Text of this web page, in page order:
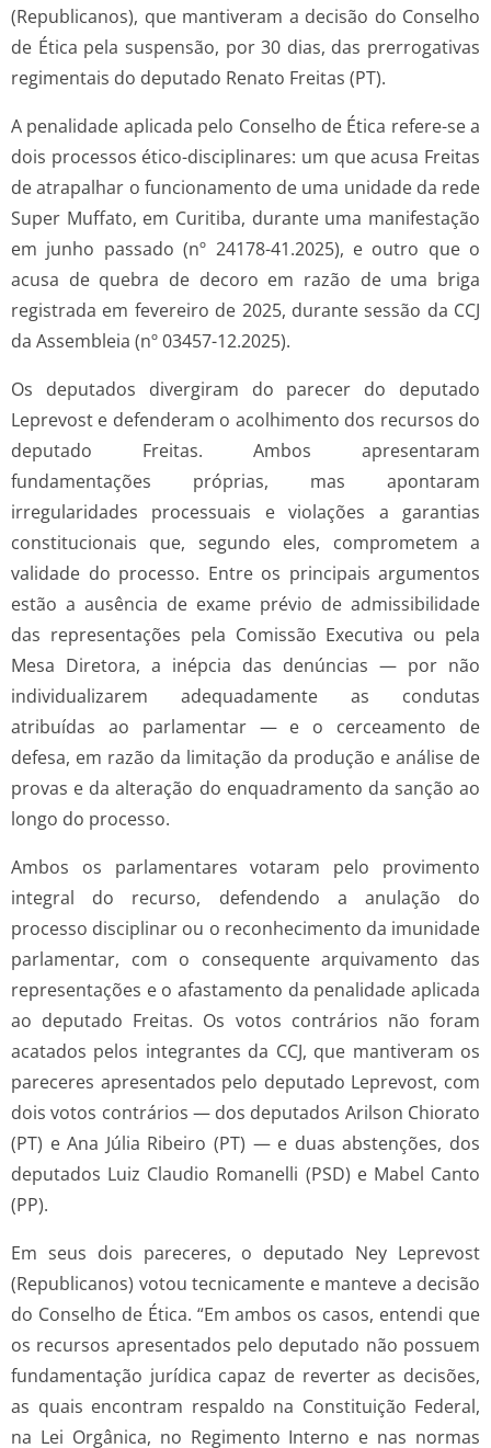
(Republicanos), que mantiveram a decisão do Conselho
de Ética pela suspensão, por 30 dias, das prerrogativas
regimentais do deputado Renato Freitas (PT).
A penalidade aplicada pelo Conselho de Ética refere-se a
dois processos ético-disciplinares: um que acusa Freitas
de atrapalhar o funcionamento de uma unidade da rede
Super Muffato, em Curitiba, durante uma manifestação
em junho passado (nº 24178-41.2025), e outro que o
acusa de quebra de decoro em razão de uma briga
registrada em fevereiro de 2025, durante sessão da CCJ
da Assembleia (nº 03457-12.2025).
Os deputados divergiram do parecer do deputado
Leprevost e defenderam o acolhimento dos recursos do
deputado Freitas. Ambos apresentaram
fundamentações próprias, mas apontaram
irregularidades processuais e violações a garantias
constitucionais que, segundo eles, comprometem a
validade do processo. Entre os principais argumentos
estão a ausência de exame prévio de admissibilidade
das representações pela Comissão Executiva ou pela
Mesa Diretora, a inépcia das denúncias — por não
individualizarem adequadamente as condutas
atribuídas ao parlamentar — e o cerceamento de
defesa, em razão da limitação da produção e análise de
provas e da alteração do enquadramento da sanção ao
longo do processo.
Ambos os parlamentares votaram pelo provimento
integral do recurso, defendendo a anulação do
processo disciplinar ou o reconhecimento da imunidade
parlamentar, com o consequente arquivamento das
representações e o afastamento da penalidade aplicada
ao deputado Freitas. Os votos contrários não foram
acatados pelos integrantes da CCJ, que mantiveram os
pareceres apresentados pelo deputado Leprevost, com
dois votos contrários — dos deputados Arilson Chiorato
(PT) e Ana Júlia Ribeiro (PT) — e duas abstenções, dos
deputados Luiz Claudio Romanelli (PSD) e Mabel Canto
(PP).
Em seus dois pareceres, o deputado Ney Leprevost
(Republicanos) votou tecnicamente e manteve a decisão
do Conselho de Ética. “Em ambos os casos, entendi que
os recursos apresentados pelo deputado não possuem
fundamentação jurídica capaz de reverter as decisões,
as quais encontram respaldo na Constituição Federal,
na Lei Orgânica, no Regimento Interno e nas normas